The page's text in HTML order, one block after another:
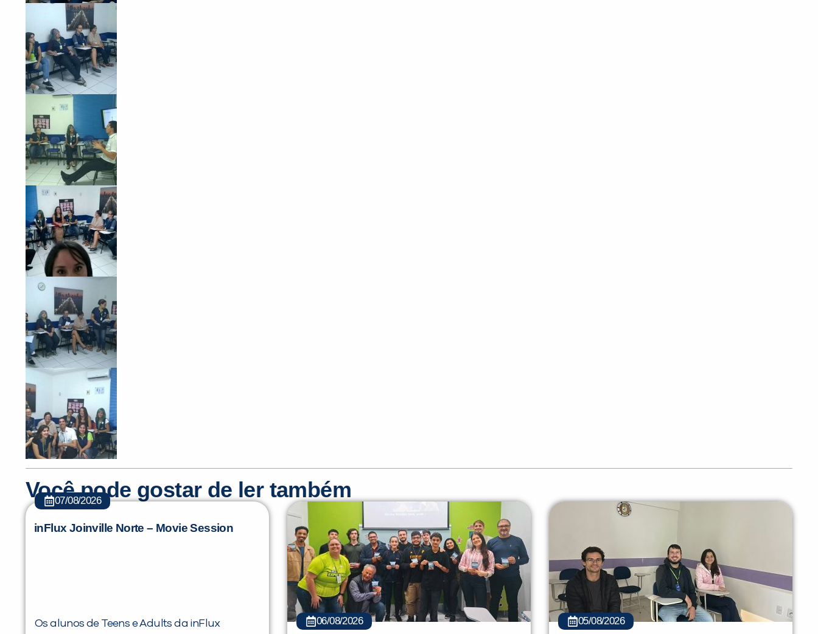
Você pode gostar de ler também
07/08/2026
inFlux Joinville Norte – Movie Session
Os alunos de Teens e Adults da inFlux
06/08/2026 05/08/2026